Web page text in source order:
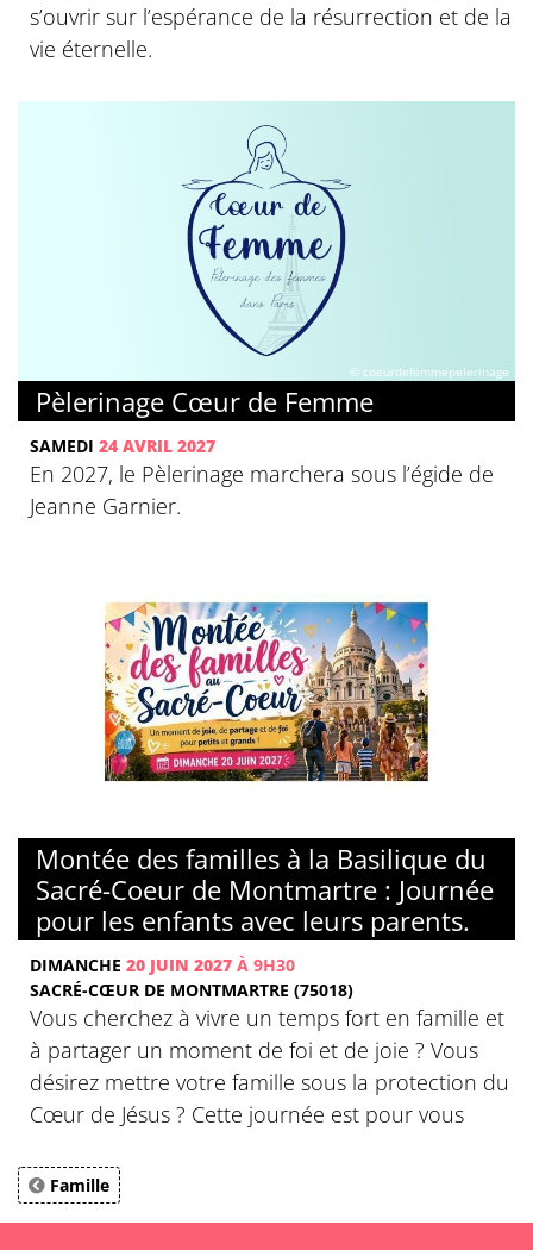
s’ouvrir sur l’espérance de la résurrection et de la
vie éternelle.
© coeurdefemmepelerinage
Pèlerinage Cœur de Femme
SAMEDI 24 AVRIL 2027
En 2027, le Pèlerinage marchera sous l’égide de
Jeanne Garnier.
Montée des familles à la Basilique du
Sacré-Coeur de Montmartre : Journée
pour les enfants avec leurs parents.
DIMANCHE 20 JUIN 2027 À 9H30
SACRÉ-CŒUR DE MONTMARTRE (75018)
Vous cherchez à vivre un temps fort en famille et
à partager un moment de foi et de joie ? Vous
désirez mettre votre famille sous la protection du
Cœur de Jésus ? Cette journée est pour vous
Famille